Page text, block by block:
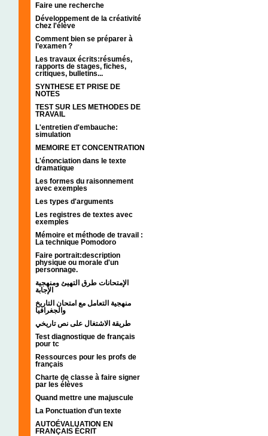
Faire une recherche
Développement de la créativité
chez l'élève
Comment bien se préparer à
l’examen ?
Les travaux écrits:résumés,
rapports de stages, fiches,
critiques, bulletins...
SYNTHESE ET PRISE DE
NOTES
TEST SUR LES METHODES DE
TRAVAIL
L'entretien d'embauche:
simulation
MEMOIRE ET CONCENTRATION
L'énonciation dans le texte
dramatique
Les formes du raisonnement
avec exemples
Les types d'arguments
Les registres de textes avec
exemples
Mémoire et méthode de travail :
La technique Pomodoro
Faire portrait:description
physique ou morale d'un
personnage.
الإمتحانات طرق التهيئ ومنهجية
الإجابة
منهجية التعامل مع امتحان التاريخ
والجغرافيا
طريقة الاشتغال على نص تاريخي
Test diagnostique de français
pour tc
Ressources pour les profs de
français
Charte de classe à faire signer
par les élèves
Quand mettre une majuscule
La Ponctuation d'un texte
AUTOÉVALUATION EN
FRANÇAIS ÉCRIT